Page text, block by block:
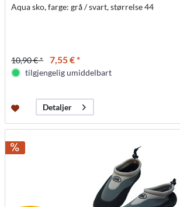
Aqua sko, farge: grå / svart, størrelse 44
10,90 € * 7,55 € *
tilgjengelig umiddelbart
Detaljer